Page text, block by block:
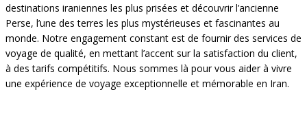
destinations iraniennes les plus prisées et découvrir l’ancienne
Perse, l’une des terres les plus mystérieuses et fascinantes au
monde. Notre engagement constant est de fournir des services de
voyage de qualité, en mettant l’accent sur la satisfaction du client,
à des tarifs compétitifs. Nous sommes là pour vous aider à vivre
une expérience de voyage exceptionnelle et mémorable en Iran.